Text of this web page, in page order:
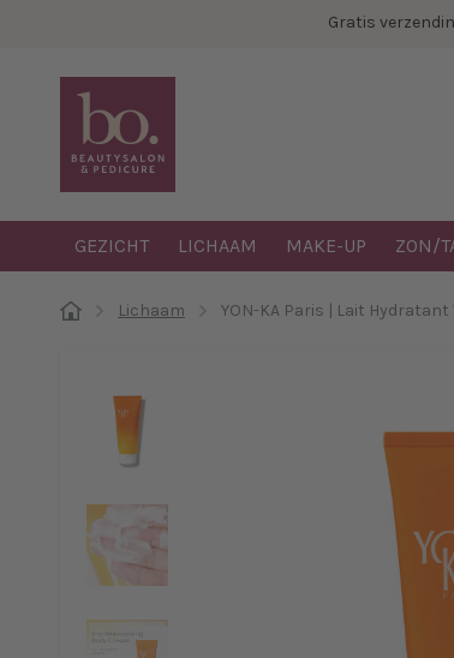
Gratis
GEZICHT LICHAAM MAKE-UP ZON/
Lichaam YON-KA Paris | Lait